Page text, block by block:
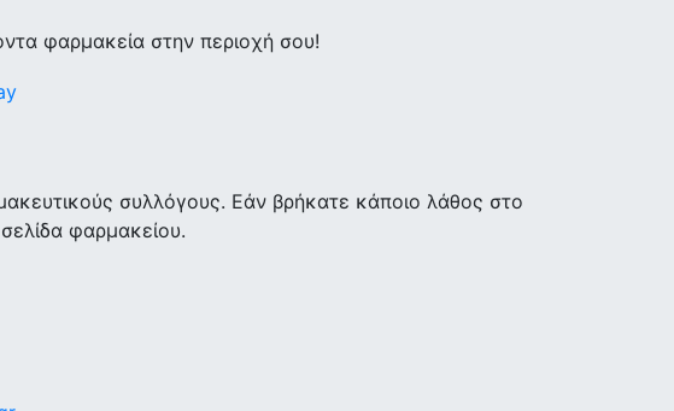
φαρμακεία στην περιοχή σου!
συλλόγους. Εάν βρήκατε κάποιο λάθος στο
φαρμακείου.